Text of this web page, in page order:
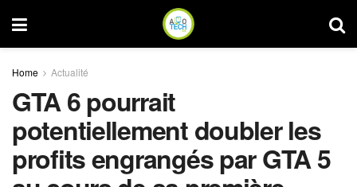
Home Actualité
GTA 6 pourrait
potentiellement doubler les
profits engrangés par GTA 5